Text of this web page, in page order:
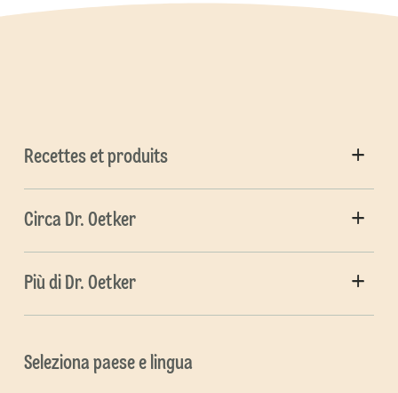
Recettes et produits
Circa Dr. Oetker
Più di Dr. Oetker
Seleziona paese e lingua